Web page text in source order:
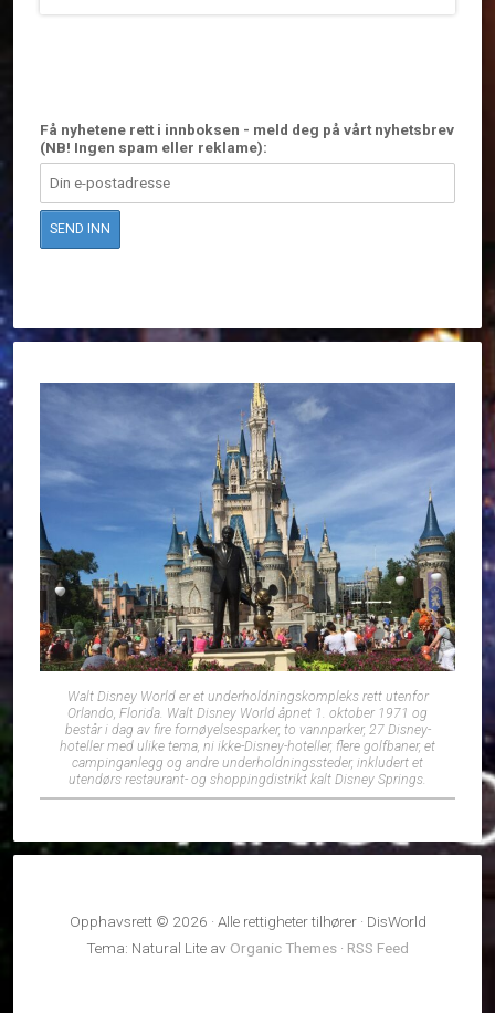
Få nyhetene rett i innboksen - meld deg på vårt nyhetsbrev
(NB! Ingen spam eller reklame):
Walt Disney World er et underholdningskompleks rett utenfor
Orlando, Florida. Walt Disney World åpnet 1. oktober 1971 og
består i dag av fire fornøyelsesparker, to vannparker, 27 Disney-
hoteller med ulike tema, ni ikke-Disney-hoteller, flere golfbaner, et
campinganlegg og andre underholdningssteder, inkludert et
utendørs restaurant- og shoppingdistrikt kalt Disney Springs.
Opphavsrett © 2026 · Alle rettigheter tilhører · DisWorld
Tema: Natural Lite av Organic Themes · RSS Feed